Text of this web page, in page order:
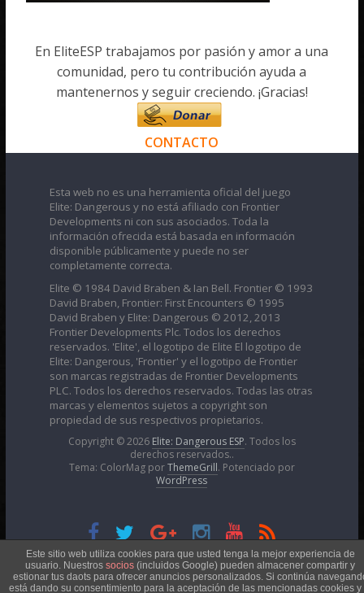
En EliteESP trabajamos por pasión y amor a una
comunidad, pero tu contribución ayuda a
mantenernos y seguir creciendo. ¡Gracias!
CONTACTO
Esta web no es una herramienta oficial del juego
Elite: Dangerous y no está afiliado con Frontier
Developments ni con sus asociados. Toda la
información ofrecida está basada en información
disponible públicamente y puede no ser
completamente correcta.
Elite © 1984 David Braben & Ian Bell. Frontier © 1993
David Braben, Frontier: First Encounters © 1995
David Braben y Elite: Dangerous © 2012, 2013
Frontier Developments Plc. Todos los derechos
reservados. 'Elite', el logotipo de Elite El logotipo de
Elite: Dangerous, 'Frontier' y el logotipo de Frontier
son marcas registradas de Frontier Developments
PLC. Todos los derechos reservados. Todas las otras
marcas y elementos sujetos a copyright son
propiedad de sus respectivos propietarios.
Copyright © 2026 Elite: Dangerous ESP. Todos los
derechos reservados..
Tema: ColorMag porThemeGrill. Potenciado por
WordPress
Esta obra está bajo unaLicencia Creative Commons
Este sitio web utiliza cookies para que usted tenga la mejor experiencia de
usuario. Nuestros socios (incluidos Google) pueden almacener compartir y
estionar tus daots para ofrecer anuncios personalizados. Si continúa
está dando su consentimiento para la aceptación de las mencionadas cookies y